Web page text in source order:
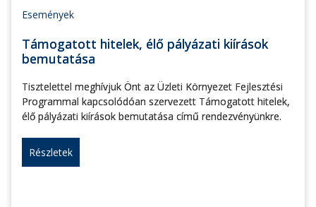
Események
Támogatott hitelek, élő pályázati kiírások
bemutatása
Tisztelettel meghívjuk Önt az Üzleti Környezet Fejlesztési
Programmal kapcsolódóan szervezett Támogatott hitelek,
élő pályázati kiírások bemutatása című rendezvényünkre.
Részletek